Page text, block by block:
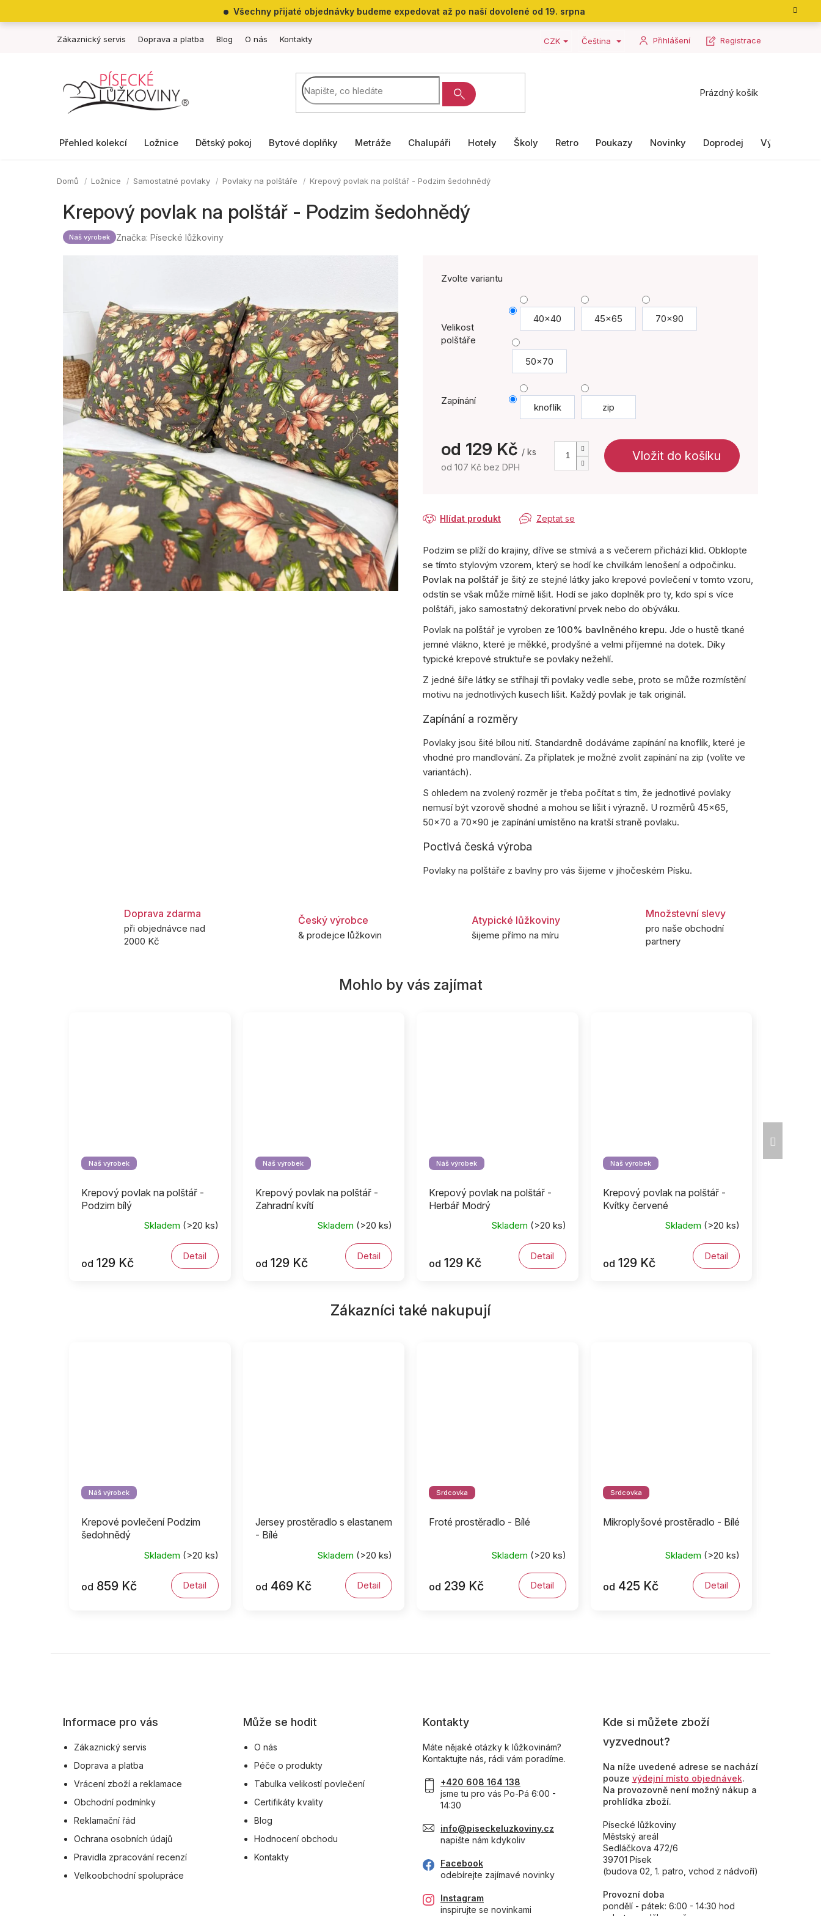
Všechny přijaté objednávky budeme expedovat až po naší dovolené od 19. srpna
Zákaznický servis Doprava a platba Blog O nás Kontakty CZK Čeština Přihlášení Registrace
Nákupní
Prázdný košík
Přehled kolekcí Ložnice Dětský pokoj Bytové doplňky Metráže Chalupáři Hotely Školy Retro Poukazy Novinky Doprodej Výrobky II.
Domů Ložnice Samostatné povlaky Povlaky na polštáře Krepový povlak na polštář - Podzim šedohnědý
Krepový povlak na polštář - Podzim šedohnědý
Náš výrobek Značka: Písecké lůžkoviny
Zvolte variantu
Velikost
polštáře
40x40 45x65 70x90
50x70
Zapínání
knoflík zip
od 129 Kč / ks
od 107 Kč bez DPH
Vložit do košíku
Zeptat se
Hlídat produkt
Podzim se plíží do krajiny, dříve se stmívá a s večerem přichází klid. Obklopte
se tímto stylovým vzorem, který se hodí ke chvilkám lenošení a odpočinku.
Povlak na polštář je šitý ze stejné látky jako krepové povlečení v tomto vzoru,
odstín se však může mírně lišit. Hodí se jako doplněk pro ty, kdo spí s více
polštáři, jako samostatný dekorativní prvek nebo do obýváku.
Povlak na polštář je vyroben ze 100% bavlněného krepu. Jde o hustě tkané
jemné vlákno, které je měkké, prodyšné a velmi příjemné na dotek. Díky
typické krepové struktuře se povlaky nežehlí.
Z jedné šíře látky se stříhají tři povlaky vedle sebe, proto se může rozmístění
motivu na jednotlivých kusech lišit. Každý povlak je tak originál.
Zapínání a rozměry
Povlaky jsou šité bílou nití. Standardně dodáváme zapínání na knoflík, které je
vhodné pro mandlování. Za příplatek je možné zvolit zapínání na zip (volíte ve
variantách).
S ohledem na zvolený rozměr je třeba počítat s tím, že jednotlivé povlaky
nemusí být vzorově shodné a mohou se lišit i výrazně. U rozměrů 45×65,
50×70 a 70×90 je zapínání umístěno na kratší straně povlaku.
Poctivá česká výroba
Povlaky na polštáře z bavlny pro vás šijeme v jihočeském Písku.
Doprava zdarma
při objednávce nad
2000 Kč
Český výrobce
& prodejce lůžkovin
Atypické lůžkoviny
šijeme přímo na míru
Množstevní slevy
pro naše obchodní
partnery
Náš výrobek
Krepový povlak na polštář -
Podzim bílý
Skladem (>20 ks)
od 129 Kč Detail
Náš výrobek
Krepový povlak na polštář -
Zahradní kvítí
Skladem (>20 ks)
od 129 Kč Detail
Náš výrobek
Krepový povlak na polštář -
Herbář Modrý
Skladem (>20 ks)
od 129 Kč Detail
Náš výrobek
Krepový povlak na polštář -
Kvítky červené
Skladem (>20 ks)
od 129 Kč Detail
Zákazníci také nakupují
Náš výrobek
Krepové povlečení Podzim
šedohnědý
Skladem (>20 ks)
od 859 Kč Detail
Jersey prostěradlo s elastanem
- Bílé
Skladem (>20 ks)
od 469 Kč Detail
Srdcovka
Froté prostěradlo - Bílé
Skladem (>20 ks)
od 239 Kč Detail
Srdcovka
Mikroplyšové prostěradlo - Bílé
Skladem (>20 ks)
od 425 Kč Detail
Informace pro vás
Zákaznický servis
Doprava a platba
Vrácení zboží a reklamace
Obchodní podmínky
Reklamační řád
Ochrana osobních údajů
Pravidla zpracování recenzí
Velkoobchodní spolupráce
Může se hodit
O nás
Péče o produkty
Tabulka velikostí povlečení
Certifikáty kvality
Blog
Hodnocení obchodu
Kontakty
Kontakty
Máte nějaké otázky k lůžkovinám?
Kontaktujte nás, rádi vám poradíme.
+420 608 164 138
jsme tu pro vás Po-Pá 6:00 -
14:30
info@piseckeluzkoviny.cz
napište nám kdykoliv
Facebook
odebírejte zajímavé novinky
Instagram
inspirujte se novinkami
Kde si můžete zboží
vyzvednout?
Na níže uvedené adrese se nachází
pouze výdejní místo objednávek.
Na provozovně není možný nákup a
prohlídka zboží.
Písecké lůžkoviny
Městský areál
Sedláčkova 472/6
39701 Písek
(budova 02, 1. patro, vchod z nádvoří)
Provozní doba
pondělí - pátek: 6:00 - 14:30 hod